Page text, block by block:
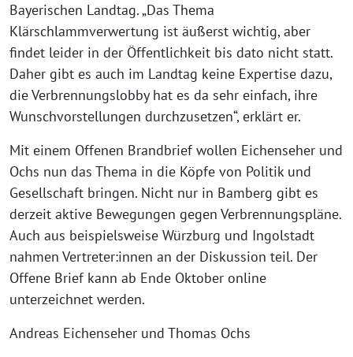
Bayerischen Landtag. „Das Thema
Klärschlammverwertung ist äußerst wichtig, aber
findet leider in der Öffentlichkeit bis dato nicht statt.
Daher gibt es auch im Landtag keine Expertise dazu,
die Verbrennungslobby hat es da sehr einfach, ihre
Wunschvorstellungen durchzusetzen“, erklärt er.
Mit einem Offenen Brandbrief wollen Eichenseher und
Ochs nun das Thema in die Köpfe von Politik und
Gesellschaft bringen. Nicht nur in Bamberg gibt es
derzeit aktive Bewegungen gegen Verbrennungspläne.
Auch aus beispielsweise Würzburg und Ingolstadt
nahmen Vertreter:innen an der Diskussion teil. Der
Offene Brief kann ab Ende Oktober online
unterzeichnet werden.
Andreas Eichenseher und Thomas Ochs